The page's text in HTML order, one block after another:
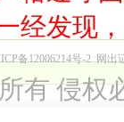
经发现
备12006214号-2 网出
有 侵权